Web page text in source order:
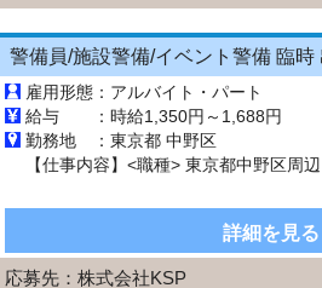
雇用形態： アルバイト・パート
給与 ： 時給1,350円～1,688円
勤務地 ： 東京都 中野区
詳細を見る
応募先： 株式会社KSP